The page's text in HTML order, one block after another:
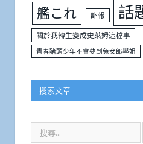
艦これ 訃報 話
關於我轉生變成史萊姆這檔事
青春豬頭少年不會夢到兔女郎學姐
搜索文章